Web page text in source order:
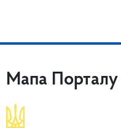
Мапа Порталу